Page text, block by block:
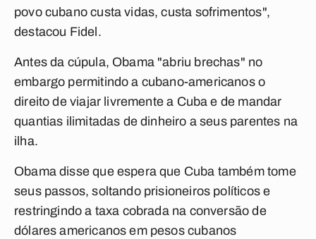
povo cubano custa vidas, custa sofrimentos",
destacou Fidel.
Antes da cúpula, Obama "abriu brechas" no
embargo permitindo a cubano-americanos o
direito de viajar livremente a Cuba e de mandar
quantias ilimitadas de dinheiro a seus parentes na
ilha.
Obama disse que espera que Cuba também tome
seus passos, soltando prisioneiros políticos e
restringindo a taxa cobrada na conversão de
dólares americanos em pesos cubanos